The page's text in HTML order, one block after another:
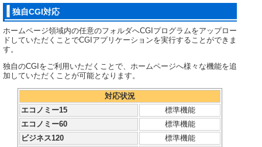
独自CGI対応
ホームページ領域内の任意のフォルダへCGIプログラムをアップロー
ドしていただくことでCGIアプリケーションを実行することができま
す。
独自のCGIをご利用いただくことで、ホームページへ様々な機能を追
加していただくことが可能となります。
対応状況
エコノミー15
標準機能
エコノミー60
標準機能
ビジネス120
標準機能